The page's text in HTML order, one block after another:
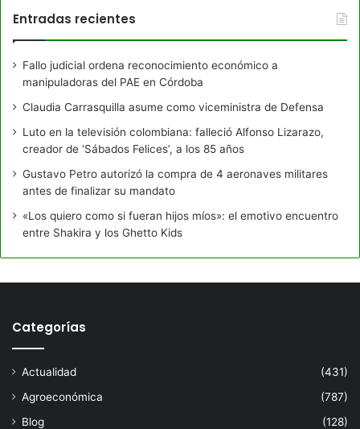
Entradas recientes
Fallo judicial ordena reconocimiento económico a
manipuladoras del PAE en Córdoba
Claudia Carrasquilla asume como viceministra de Defensa
Luto en la televisión colombiana: falleció Alfonso Lizarazo,
creador de ‘Sábados Felices’, a los 85 años
Gustavo Petro autorizó la compra de 4 aeronaves militares
antes de finalizar su mandato
«Los quiero como si fueran hijos míos»: el emotivo encuentro
entre Shakira y los Ghetto Kids
Categorías
Actualidad
(431)
Agroeconómica
(787)
Blog
(128)